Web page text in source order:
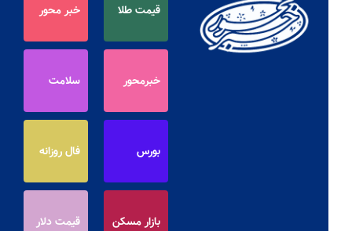
قیمت طلا خبر محور
خبرمحور سلامت
فال روزانه
بازار مسکن قیمت دلار